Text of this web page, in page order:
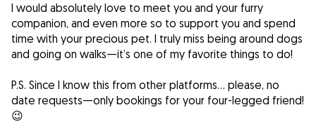
I would absolutely love to meet you and your furry
companion, and even more so to support you and spend
time with your precious pet. I truly miss being around dogs
and going on walks—it’s one of my favorite things to do!
P.S. Since I know this from other platforms… please, no
date requests—only bookings for your four-legged friend!
😉